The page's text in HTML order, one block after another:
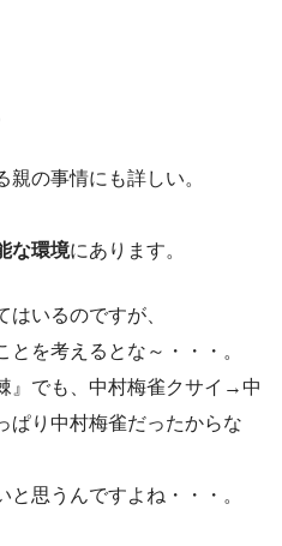
の事情にも詳しい。
な環境にあります。
はいるのですが、
を考えるとな～・・・。
』でも、中村梅雀クサイ→中
り中村梅雀だったからな
思うんですよね・・・。